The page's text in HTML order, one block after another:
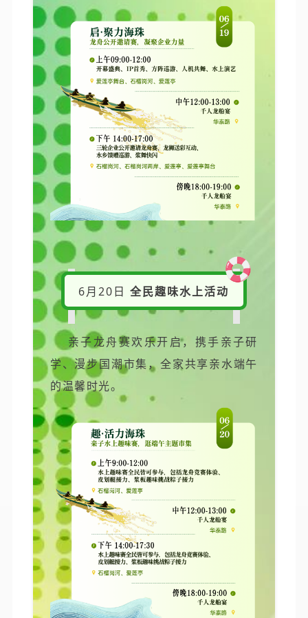
6月20日 全民趣味水上活动
亲子龙舟赛欢乐开启，携手亲子研
学、漫步国潮市集，全家共享亲水端午
的温馨时光。